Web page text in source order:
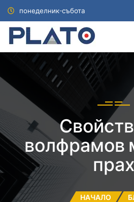
понеделник-събота
волфрамов
прах
НАЧАЛО